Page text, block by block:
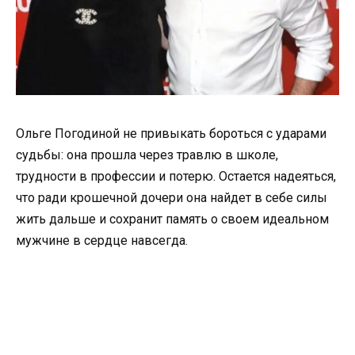
Ольге Погодиной не привыкать бороться с ударами
судьбы: она прошла через травлю в школе,
трудности в профессии и потерю. Остается надеяться,
что ради крошечной дочери она найдет в себе силы
жить дальше и сохранит память о своем идеальном
мужчине в сердце навсегда.